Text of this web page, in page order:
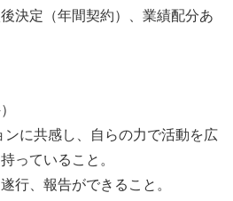
決定（年間契約）、業績配分あ
ンに共感し、自らの力で活動を広
っていること。
行、報告ができること。